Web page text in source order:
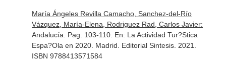
María Ángeles Revilla Camacho, Sanchez-del-Río
Vázquez, María-Elena, Rodriguez Rad, Carlos Javier:
Andalucía. Pag. 103-110. En: La Actividad Tur?Stica
Espa?Ola en 2020. Madrid. Editorial Sintesis. 2021.
ISBN 9788413571584